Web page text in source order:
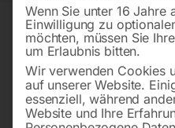
Wenn Sie unter 16 Jahre
Einwilligung zu
möchten, müssen Sie
um Erlaubnis bitten.
Wir verwenden Cookies
auf unserer Website.
essenziell, während
Website und Ihre